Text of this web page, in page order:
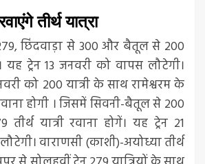
तीर्थ यात्रा
छिंदवाड़ा से 300 और बैतूल से 200
यह ट्रेन 13 जनवरी को वापस लौटेगी।
को 200 यात्री के साथ रामेश्वरम के
होगी । जिसमें सिवनी-बैतूल से 200
यात्री रवाना होगें। यह ट्रेन 21
वाराणसी (काशी)-अयोध्या तीर्थ